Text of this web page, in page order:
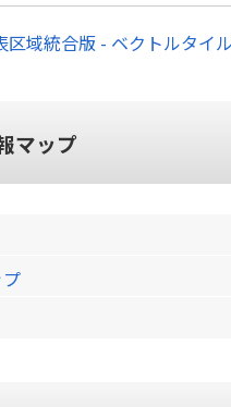
区域統合版 - ベクトルタイ
マップ